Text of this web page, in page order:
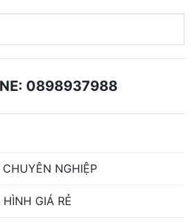
0898937988
NGHIỆP
GIÁ RẺ